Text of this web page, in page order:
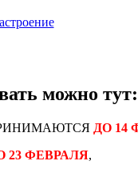
можно тут:
ДО 14
23 ФЕВРАЛЯ,